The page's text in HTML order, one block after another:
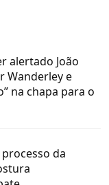
alertado João
Wanderley e
na chapa para o
da